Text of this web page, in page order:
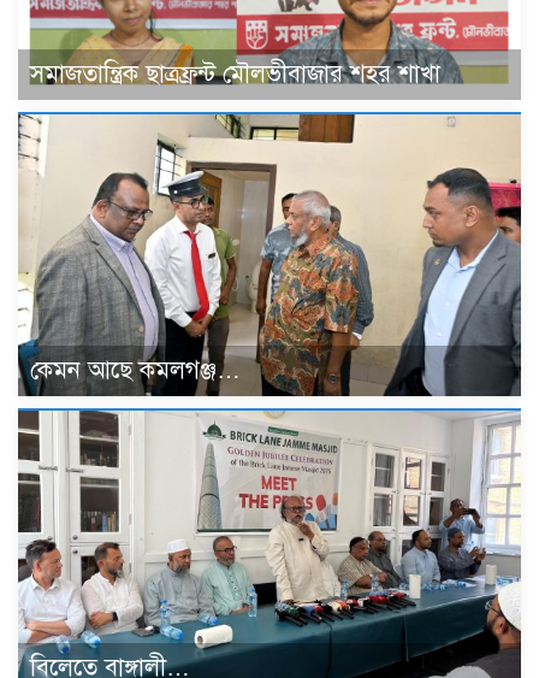
সমাজতান্ত্রিক ছাত্রফ্রন্ট মৌলভীবাজার শহর শাখা
কেমন আছে কমলগঞ্জ…
বিলেতে বাঙ্গালী…